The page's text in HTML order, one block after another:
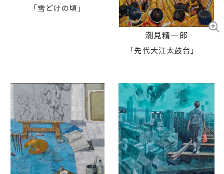
「雪どけの頃」
潮見精一郎
「先代大江太鼓台」